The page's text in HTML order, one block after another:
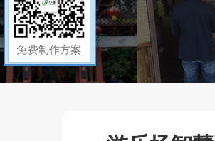
免费制作方案